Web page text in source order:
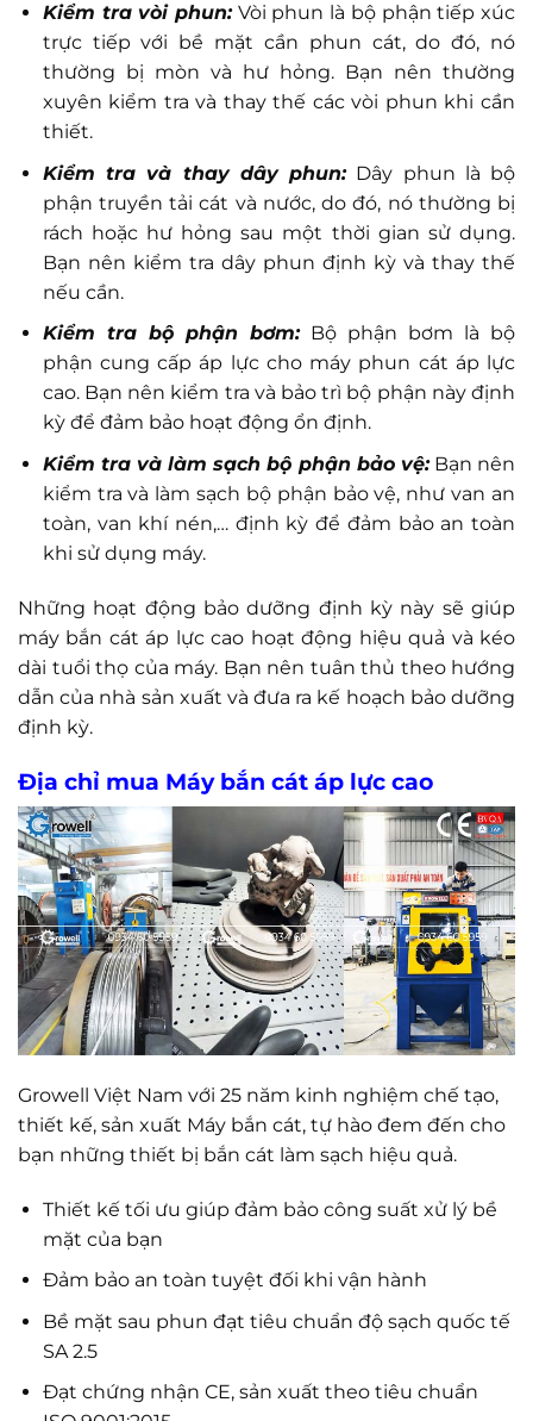
Kiểm tra vòi phun:Vòi phun là bộ phận tiếp xúc
trực tiếp với bề mặt cần phun cát, do đó, nó
thường bị mòn và hư hỏng. Bạn nên thường
xuyên kiểm tra và thay thế các vòi phun khi cần
thiết.
Kiểm tra và thay dây phun:Dây phun là bộ
phận truyền tải cát và nước, do đó, nó thường bị
rách hoặc hư hỏng sau một thời gian sử dụng.
Bạn nên kiểm tra dây phun định kỳ và thay thế
nếu cần.
Kiểm tra bộ phận bơm:Bộ phận bơm là bộ
phận cung cấp áp lực cho máy phun cát áp lực
cao. Bạn nên kiểm tra và bảo trì bộ phận này định
kỳ để đảm bảo hoạt động ổn định.
Kiểm tra và làm sạch bộ phận bảo vệ:Bạn nên
kiểm tra và làm sạch bộ phận bảo vệ, như van an
toàn, van khí nén,… định kỳ để đảm bảo an toàn
khi sử dụng máy.
Những hoạt động bảo dưỡng định kỳ này sẽ giúp
máy bắn cát áp lực cao hoạt động hiệu quả và kéo
dài tuổi thọ của máy. Bạn nên tuân thủ theo hướng
dẫn của nhà sản xuất và đưa ra kế hoạch bảo dưỡng
định kỳ.
Địa chỉ mua Máy bắn cát áp lực cao
Growell Việt Nam với 25 năm kinh nghiệm chế tạo,
thiết kế, sản xuất Máy bắn cát, tự hào đem đến cho
bạn những thiết bị bắn cát làm sạch hiệu quả.
Thiết kế tối ưu giúp đảm bảo công suất xử lý bề
mặt của bạn
Đảm bảo an toàn tuyệt đối khi vận hành
Bề mặt sau phun đạt tiêu chuẩn độ sạch quốc tế
SA 2.5
Đạt chứng nhận CE, sản xuất theo tiêu chuẩn